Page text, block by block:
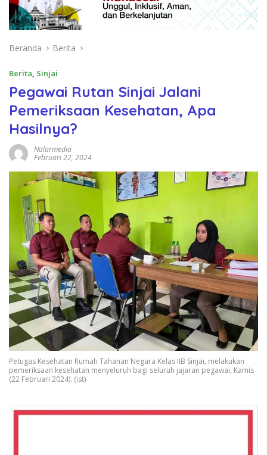
Beranda Berita
Berita, Sinjai
Pegawai Rutan Sinjai Jalani
Pemeriksaan Kesehatan, Apa
Hasilnya?
Nalarmedia
Februari 22, 2024
Petugas Kesehatan Rumah Tahanan Negara Kelas IIB Sinjai, melakukan
pemeriksaan kesehatan menyeluruh bagi seluruh jajaran pegawai, Kamis
(22 Februari 2024). (ist)